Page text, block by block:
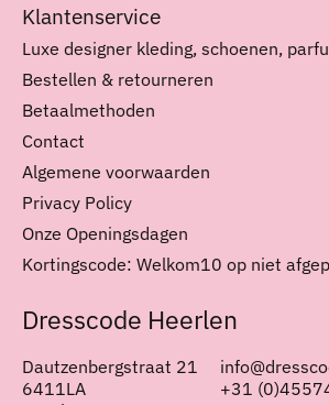
Klantenservice
Luxe designer kleding, schoenen,
Bestellen & retourneren
Betaalmethoden
Contact
Algemene voorwaarden
Privacy Policy
Onze Openingsdagen
Kortingscode: Welkom10 op niet
Dresscode Heerlen
Dautzenbergstraat 21
6411LA
+31